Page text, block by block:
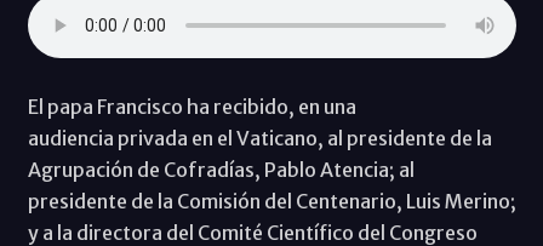
El papa Francisco ha recibido, en una
audiencia privada en el Vaticano, al presidente de la
Agrupación de Cofradías, Pablo Atencia; al
presidente de la Comisión del Centenario, Luis Merino;
y a la directora del Comité Científico del Congreso